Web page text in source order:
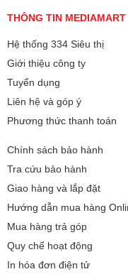
nhu cầu sử dụng cả
dùng thường xuyên di
Số nhân:
Tốc độ tối đa:
Chip đồ họa (GPU):
Bộ nhớ:
Quay phim:
Đèn Flash:
THÔNG TIN MEDIAMART
Hệ thống 334 Siêu thị
Giới thiệu công ty
Tuyển dụng
Liên hệ và góp ý
Phương thức thanh toán
Chính sách bảo hành
Tra cứu bảo hành
Giao hàng và lắp đặt
Hướng dẫn mua hàng
Mua hàng trả góp
Quy chế hoạt động
In hóa đơn điện tử